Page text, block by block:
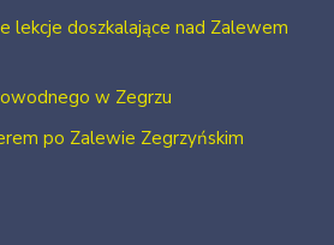
lekcje doszkalające nad Zalewem
w Zegrzu
po Zalewie Zegrzyńskim